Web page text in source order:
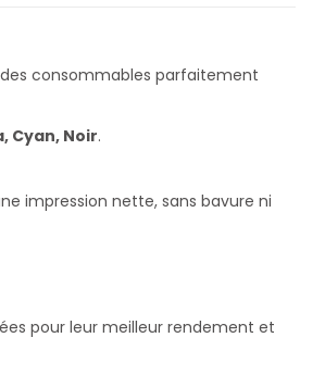
consommables parfaitement
Cyan, Noir.
impression nette, sans bavure ni
pour leur meilleur rendement et